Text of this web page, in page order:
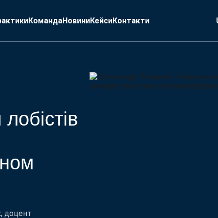
КомандаНовиниКейсиКонтакти
доцент